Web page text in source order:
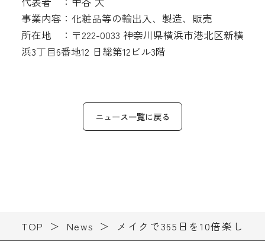
事業内容：化粧品等の輸出入、製造、販売
所在地 ：〒222-0033 神奈川県横浜市港北区新横
浜3丁目6番地12 日総第12ビル3階
ニュース一覧に戻る
TOP News メイクで365日を10倍楽しく